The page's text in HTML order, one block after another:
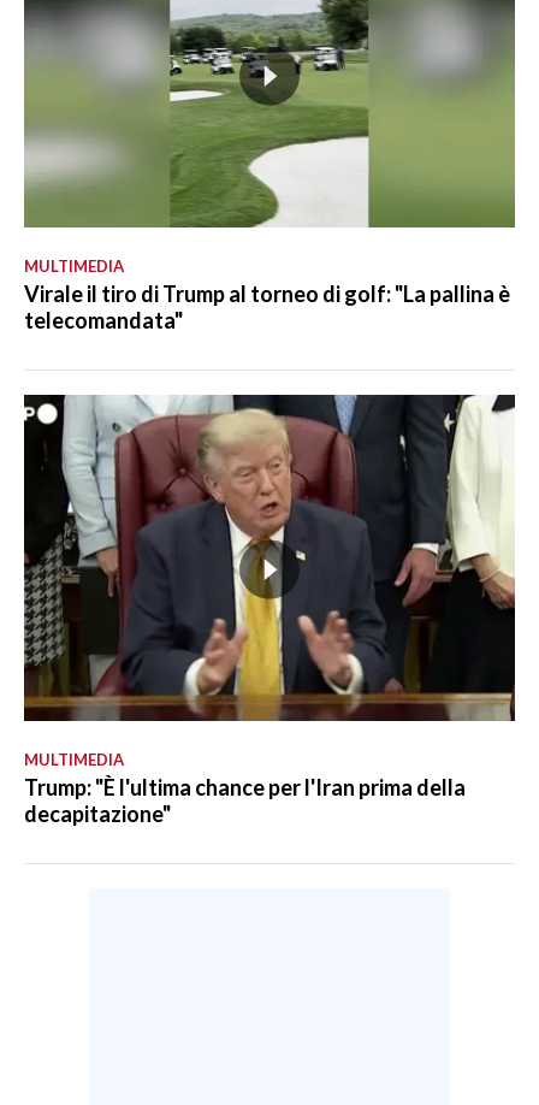
MULTIMEDIA
Virale il tiro di Trump al torneo di golf: "La pallina è
telecomandata"
MULTIMEDIA
Trump: "È l'ultima chance per l'Iran prima della
decapitazione"